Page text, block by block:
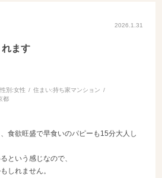
2026.1.31
ます
性別:女性 住まい:持ち家マンション
都
食欲旺盛で早食いのパピーも15分大人し
という感じなので、
しれません。